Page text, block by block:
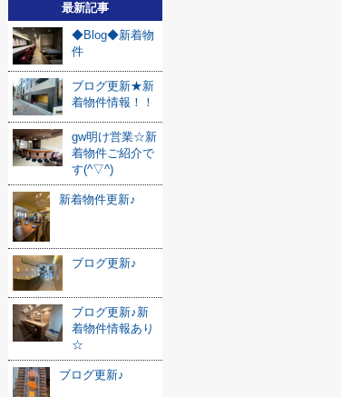
最新記事
◆Blog◆新着物
件
ブログ更新★新
着物件情報！！
gw明け営業☆新
着物件ご紹介で
す(^▽^)
新着物件更新♪
ブログ更新♪
ブログ更新♪新
着物件情報あり
☆
ブログ更新♪